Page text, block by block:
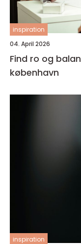
inspiration
04. April 2026
Find ro og
københavn
inspiration